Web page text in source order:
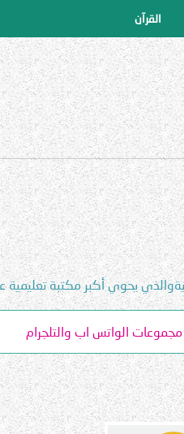
القرآن
يحوي أكبر مكتبة
الواتس اب والتلجرام